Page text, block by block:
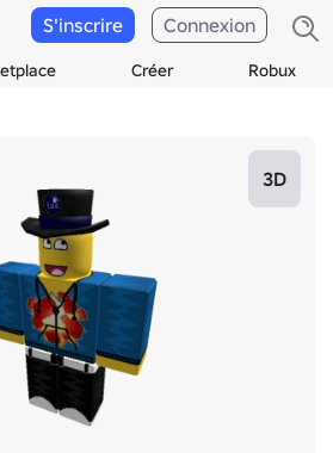
Créer Robux
S'inscrire Connexion
3D